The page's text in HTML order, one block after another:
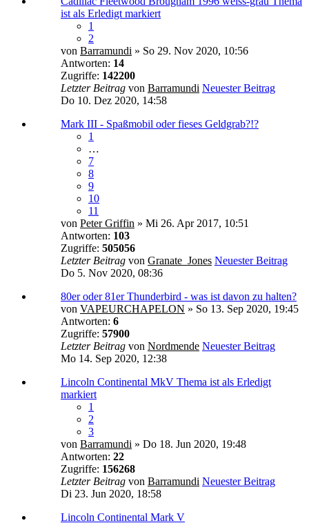
ist als Erledigt markiert
1
2
von Barramundi » So 29. Nov 2020, 10:56
Antworten: 14
Zugriffe: 142200
Letzter Beitrag von Barramundi Neuester Beitrag
Do 10. Dez 2020, 14:58
Mark III - Spaßmobil oder fieses Geldgrab?!?
1
…
7
8
9
10
11
von Peter Griffin » Mi 26. Apr 2017, 10:51
Antworten: 103
Zugriffe: 505056
Letzter Beitrag von Granate_Jones Neuester Beitrag
Do 5. Nov 2020, 08:36
80er oder 81er Thunderbird - was ist davon zu halten?
von VAPEURCHAPELON » So 13. Sep 2020, 19:45
Antworten: 6
Zugriffe: 57900
Letzter Beitrag von Nordmende Neuester Beitrag
Mo 14. Sep 2020, 12:38
Lincoln Continental MkV Thema ist als Erledigt
markiert
1
2
3
von Barramundi » Do 18. Jun 2020, 19:48
Antworten: 22
Zugriffe: 156268
Letzter Beitrag von Barramundi Neuester Beitrag
Di 23. Jun 2020, 18:58
Lincoln Continental Mark V